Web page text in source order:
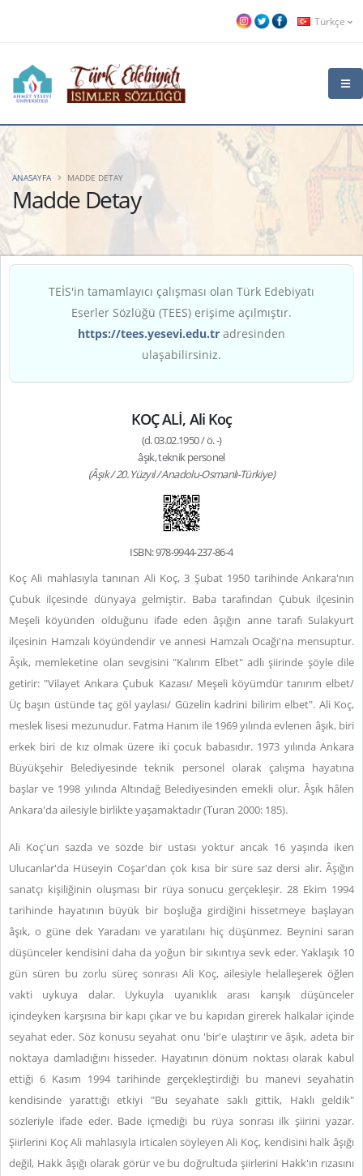
Türkçe
Madde Detay
ANASAYFA MADDE DETAY
TEİS'in tamamlayıcı çalışması olan Türk Edebiyatı
Eserler Sözlüğü (TEES) erişime açılmıştır.
https://tees.yesevi.edu.tr adresinden
ulaşabilirsiniz.
KOÇ ALİ, Ali Koç
(d. 03.02.1950 / ö. -)
âşık, teknik personel
(Âşık / 20. Yüzyıl / Anadolu-Osmanlı-Türkiye)
ISBN: 978-9944-237-86-4
Koç Ali mahlasıyla tanınan Ali Koç, 3 Şubat 1950 tarihinde Ankara'nın
Çubuk ilçesinde dünyaya gelmiştir. Baba tarafından Çubuk ilçesinin
Meşeli köyünden olduğunu ifade eden âşığın anne tarafı Sulakyurt
ilçesinin Hamzalı köyündendir ve annesi Hamzalı Ocağı'na mensuptur.
Âşık, memleketine olan sevgisini "Kalırım Elbet" adlı şiirinde şöyle dile
getirir: "Vilayet Ankara Çubuk Kazası/ Meşeli köyümdür tanırım elbet/
Üç başın üstünde taç göl yaylası/ Güzelin kadrini bilirim elbet". Ali Koç,
meslek lisesi mezunudur. Fatma Hanım ile 1969 yılında evlenen âşık, biri
erkek biri de kız olmak üzere iki çocuk babasıdır. 1973 yılında Ankara
Büyükşehir Belediyesinde teknik personel olarak çalışma hayatına
başlar ve 1998 yılında Altındağ Belediyesinden emekli olur. Âşık hâlen
Ankara'da ailesiyle birlikte yaşamaktadır (Turan 2000: 185).
Ali Koç'un sazda ve sözde bir ustası yoktur ancak 16 yaşında iken
Ulucanlar'da Hüseyin Coşar'dan çok kısa bir süre saz dersi alır. Âşığın
sanatçı kişiliğinin oluşması bir rüya sonucu gerçekleşir. 28 Ekim 1994
tarihinde hayatının büyük bir boşluğa girdiğini hissetmeye başlayan
âşık, o güne dek Yaradanı ve yaratılanı hiç düşünmez. Beynini saran
düşünceler kendisini daha da yoğun bir sıkıntıya sevk eder. Yaklaşık 10
gün süren bu zorlu süreç sonrası Ali Koç, ailesiyle helalleşerek öğlen
vakti uykuya dalar. Uykuyla uyanıklık arası karışık düşünceler
içindeyken karşısına bir kapı çıkar ve bu kapıdan girerek halkalar içinde
seyahat eder. Söz konusu seyahat onu 'bir'e ulaştırır ve âşık, adeta bir
noktaya damladığını hisseder. Hayatının dönüm noktası olarak kabul
ettiği 6 Kasım 1994 tarihinde gerçekleştirdiği bu manevi seyahatin
kendisinde yarattığı etkiyi "Bu seyahate saklı gittik, Haklı geldik"
sözleriyle ifade eder. Bade içmediği bu rüya sonrası ilk şiirini yazar.
Şiirlerini Koç Ali mahlasıyla irticalen söyleyen Ali Koç, kendisini halk âşığı
değil, Hakk âşığı olarak görür ve bu doğrultuda şiirlerini Hakk'ın rızasını